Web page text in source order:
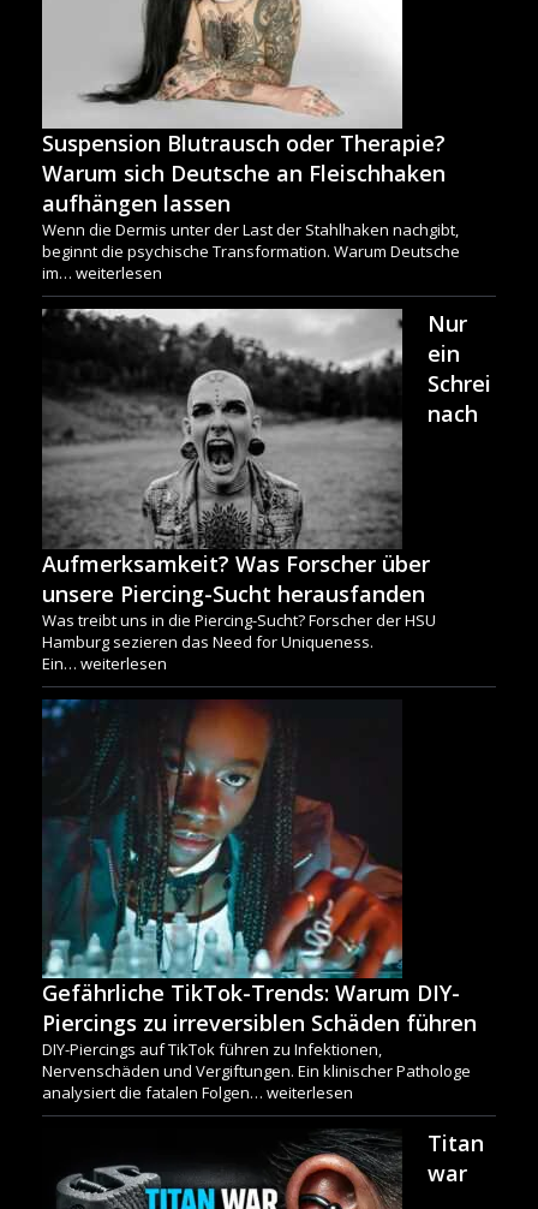
Suspension Blutrausch oder Therapie?
Warum sich Deutsche an Fleischhaken
aufhängen lassen
Wenn die Dermis unter der Last der Stahlhaken nachgibt,
beginnt die psychische Transformation. Warum Deutsche
im… weiterlesen
Nur
ein
Schrei
nach
Aufmerksamkeit? Was Forscher über
unsere Piercing-Sucht herausfanden
Was treibt uns in die Piercing-Sucht? Forscher der HSU
Hamburg sezieren das Need for Uniqueness.
Ein… weiterlesen
Gefährliche TikTok-Trends: Warum DIY-
Piercings zu irreversiblen Schäden führen
DIY-Piercings auf TikTok führen zu Infektionen,
Nervenschäden und Vergiftungen. Ein klinischer Pathologe
analysiert die fatalen Folgen… weiterlesen
Titan
war